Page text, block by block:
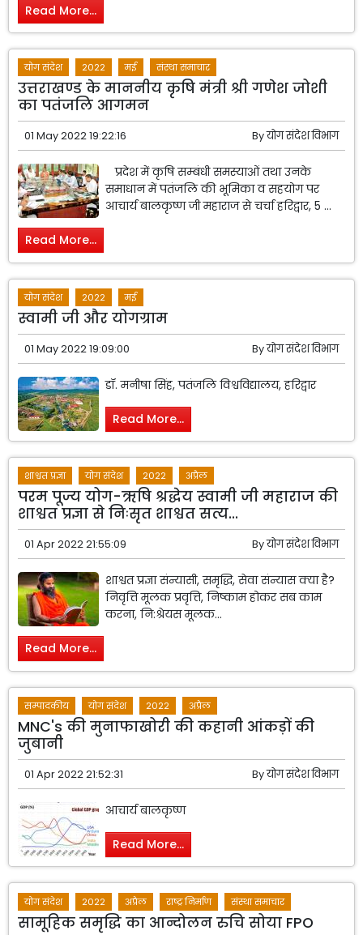
Read More...
योग संदेश 2022 मई संस्था समाचार
उत्तराखण्ड के माननीय कृषि मंत्री श्री गणेश जोशी
का पतंजलि आगमन
01 May 2022 19:22:16 Byयोग संदेश विभाग
प्रदेश में कृषि सम्बंधी समस्याओं तथा उनके
समाधान में पतंजलि की भूमिका व सहयोग पर
आचार्य बालकृष्ण जी महाराज से चर्चा हरिद्वार, 5 ...
Read More...
योग संदेश 2022 मई
स्वामी जी और योगग्राम
01 May 2022 19:09:00 Byयोग संदेश विभाग
डॉ. मनीषा सिंह, पतंजलि विश्वविद्यालय, हरिद्वार
Read More...
शाश्वत प्रज्ञा योग संदेश 2022 अप्रैल
परम पूज्य योग-ऋषि श्रद्धेय स्वामी जी महाराज की
शाश्वत प्रज्ञा से निःसृत शाश्वत सत्य...
01 Apr 2022 21:55:09 Byयोग संदेश विभाग
शाश्वत प्रज्ञा संन्यासी, समृद्धि, सेवा संन्यास क्या है?
निवृत्ति मूलक प्रवृत्ति, निष्काम होकर सब काम
करना, नि:श्रेयस मूलक...
Read More...
सम्पादकीय योग संदेश 2022 अप्रैल
MNC's की मुनाफाखोरी की कहानी आंकड़ों की
जुबानी
01 Apr 2022 21:52:31 Byयोग संदेश विभाग
आचार्य बालकृष्ण
Read More...
योग संदेश 2022 अप्रैल राष्ट्र निर्माण संस्था समाचार
सामूहिक समृद्धि का आन्दोलन रुचि सोया FPO